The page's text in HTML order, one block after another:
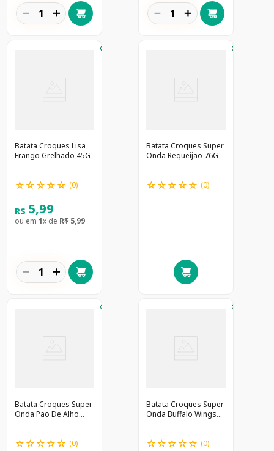
＋
－ ＋
－
Batata Croques Lisa
Frango Grelhado 45G
☆☆☆☆☆ (0)
R$ 5,99
ou em 1x de R$ 5,99
＋
－
Batata Croques Super
Onda Requeijao 76G
☆☆☆☆☆ (0)
Batata Croques Super
Onda Pao De Alho
☆☆☆☆☆ (0)
Batata Croques Super
Onda Buffalo Wings
☆☆☆☆☆ (0)